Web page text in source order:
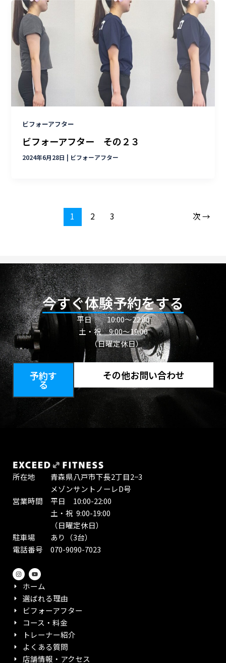
ビフォーアフター
ビフォーアフター その２３
2024年6月28日 | ビフォーアフター
1 2 3 次→
今すぐ体験予約をする
平日10:00〜22:00
土・祝 9:00～19:00
（日曜定休日）
予約す
る
その他お問い合わせ
所在地 青森県八戸市下長2丁目2−3
メゾンサントノーレD号
営業時間 平日 10:00-22:00
土・祝 9:00-19:00
（日曜定休日）
駐車場 あり（3台）
電話番号 070-9090-7023
I
n
s
Y
o
u
t
u
b
e
ホーム
選ばれる理由
ビフォーアフター
コース・料金
トレーナー紹介
よくある質問
店舗情報・アクセス